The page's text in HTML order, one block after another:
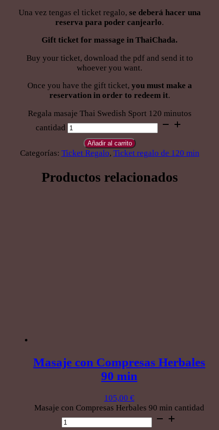
Una vez tengas el ticket regalo, se deberá hacer una
reserva para poder canjearlo.
Gift ticket for massage in ThaiChada.
Buy your ticket, download the pdf and send it to
whoever you want.
Once you have the gift ticket, you must make a
reservation in order to redeem it.
Regala masaje Thai Swedish Sport 120 minutos
cantidad
Añadir al carrito
Categorías: Ticket Regalo, Ticket regalo de 120 min
Productos relacionados
Masaje con Compresas Herbales
90 min
105,00 €
Masaje con Compresas Herbales 90 min cantidad